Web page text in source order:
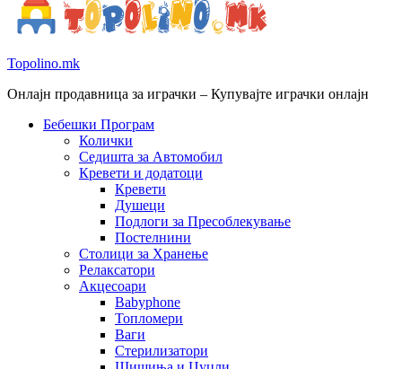
Topolino.mk
Онлајн продавница за играчки – Купувајте играчки онлајн
Бебешки Програм
Колички
Седишта за Автомобил
Кревети и додатоци
Кревети
Душеци
Подлоги за Пресоблекување
Постелнини
Столици за Хранење
Релаксатори
Акцесоари
Babyphone
Топломери
Ваги
Стерилизатори